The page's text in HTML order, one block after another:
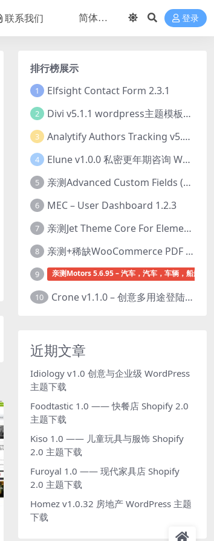
联系我们 登录
排行榜展示
1 Elfsight Contact Form 2.3.1
2 Divi v5.1.1 wordpress主题模板打包下载（Theme + Builder+ Extra Theme + Templates + Layouts + PSD）
3 Analytify Authors Tracking v5.0.0 插件破解版下载
4 Elune v1.0.0 私密更年期咨询 WordPress 主题下载
5 亲测Advanced Custom Fields (ACF) Pro v6.8.0.1 + Advanced Custom Fields: Extended PRO v0.9.2.3 | 网站开发自定义字段插件下载
6 MEC – User Dashboard 1.2.3
7 亲测Jet Theme Core For Elementor 2.3.1.2 插件下载
8 亲测+稀缺WooCommerce PDF Invoices & Packing Slips Professional v2.20.0 + Templates v2.25.1 [by WpOverNight] WooCommerce PDF 发票和装箱单插件下载
9 亲测Motors 5.6.95 – 汽车，汽车，车辆，船舶
10 Crone v1.1.0 – 创意多用途登陆页面HTML模板下载
近期文章
Idiology v1.0 创意与企业级 WordPress
主题下载
Foodtastic 1.0 —— 快餐店 Shopify 2.0
主题下载
Kiso 1.0 —— 儿童玩具与服饰 Shopify
2.0 主题下载
Furoyal 1.0 —— 现代家具店 Shopify
2.0 主题下载
Homez v1.0.32 房地产 WordPress 主题
下载